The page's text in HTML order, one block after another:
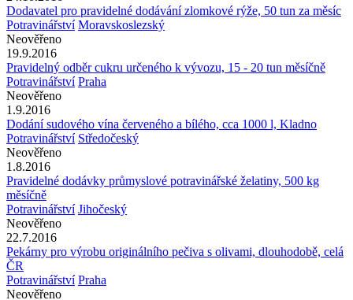
Dodavatel pro pravidelné dodávání zlomkové rýže, 50 tun za měsíc
Potravinářství Moravskoslezský
Neověřeno
19.9.2016
Pravidelný odběr cukru určeného k vývozu, 15 - 20 tun měsíčně
Potravinářství Praha
Neověřeno
1.9.2016
Dodání sudového vína červeného a bílého, cca 1000 l, Kladno
Potravinářství Středočeský
Neověřeno
1.8.2016
Pravidelné dodávky průmyslové potravinářské želatiny, 500 kg
měsíčně
Potravinářství Jihočeský
Neověřeno
22.7.2016
Pekárny pro výrobu originálního pečiva s olivami, dlouhodobě, celá
ČR
Potravinářství Praha
Neověřeno